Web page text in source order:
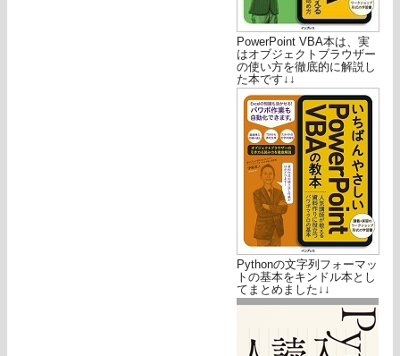
PowerPoint VBA本は、実
はオブジェクトブラウザー
の使い方を徹底的に解説し
た本です↓↓
Pythonの文字列フォーマッ
トの基本をキンドル本とし
てまとめました↓↓